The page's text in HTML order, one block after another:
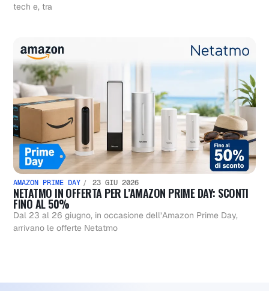
tech e, tra
AMAZON PRIME DAY 23 GIU 2026
NETATMO IN OFFERTA PER L’AMAZON PRIME DAY: SCONTI
FINO AL 50%
Dal 23 al 26 giugno, in occasione dell’Amazon Prime Day,
arrivano le offerte Netatmo